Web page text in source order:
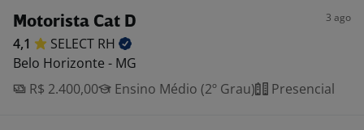
Motorista Cat D 3 ago
4,1 SELECT RH
Belo Horizonte - MG
R$ 2.400,00
Ensino Médio (2º Grau) Presencial